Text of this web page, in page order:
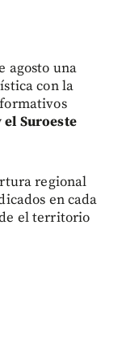
agosto una
con la
el Suroeste
regional
en cada
el territorio